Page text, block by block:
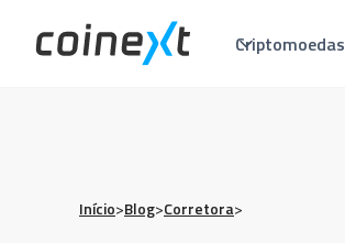
Criptomoedas
Início>Blog>Corretora>